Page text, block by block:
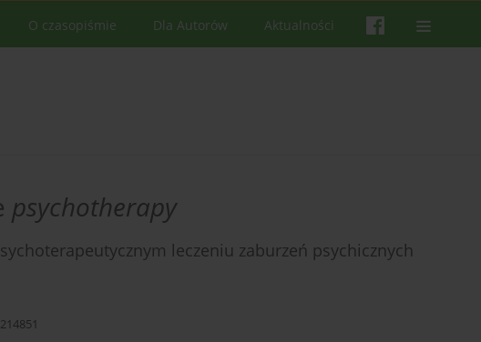
O czasopiśmie Dla Autorów Aktualności
psychotherapy
leczeniu zaburzeń psychicznych